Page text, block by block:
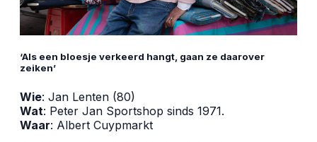
‘Als een bloesje verkeerd hangt, gaan ze daarover
zeiken’
Wie: Jan Lenten (80)
Wat: Peter Jan Sportshop sinds 1971.
Waar: Albert Cuypmarkt